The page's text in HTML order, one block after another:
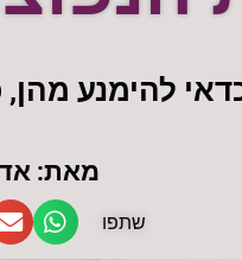
להימנע
מאת:
שתפו